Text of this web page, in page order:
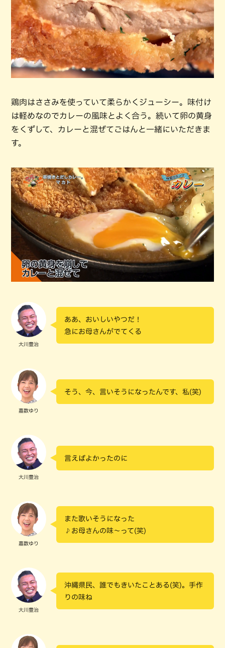
鶏肉はささみを使っていて柔らかくジューシー。味付け
は軽めなのでカレーの風味とよく合う。続いて卵の黄身
をくずして、カレーと混ぜてごはんと一緒にいただきま
す。
大川豊治
ああ、おいしいやつだ！
急にお母さんがでてくる
嘉数ゆり
そう、今、言いそうになったんです、私(笑)
大川豊治
言えばよかったのに
嘉数ゆり
また歌いそうになった
♪お母さんの味～って(笑)
大川豊治
沖縄県民、誰でもきいたことある(笑)。手作
りの味ね